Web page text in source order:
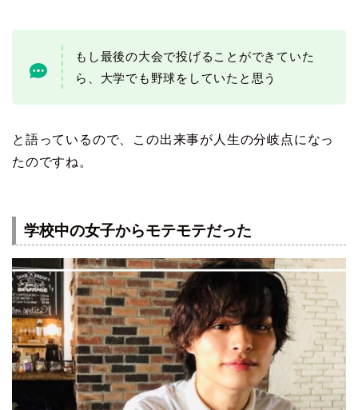
もし最後の大会で投げることができていた
ら、大学でも野球をしていたと思う
と語っているので、この出来事が人生の分岐点になっ
たのですね。
学校中の女子からモテモテだった